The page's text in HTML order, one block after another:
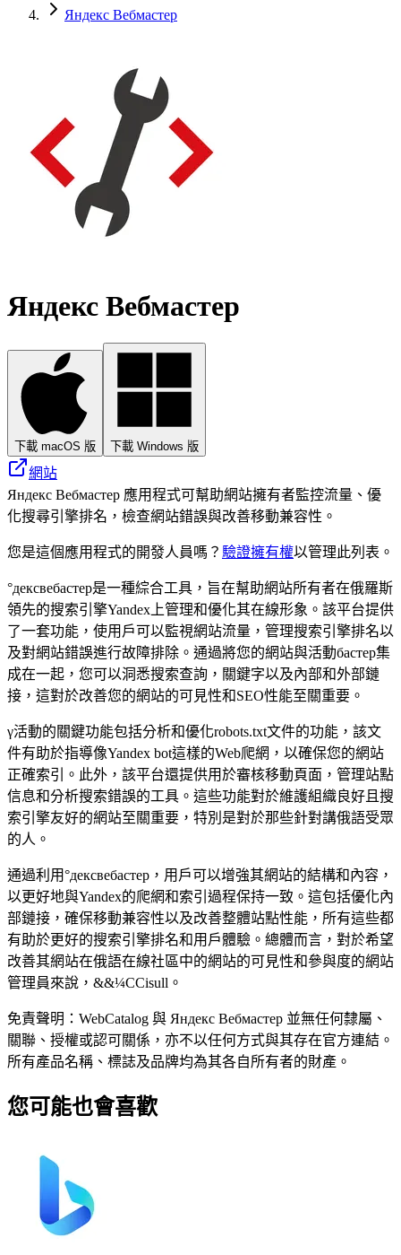
Яндекс Вебмастер
Яндекс Вебмастер
下載 macOS 版 下載 Windows 版
網站
Яндекс Вебмастер 應用程式可幫助網站擁有者監控流量、優
化搜尋引擎排名，檢查網站錯誤與改善移動兼容性。
您是這個應用程式的開發人員嗎？ 驗證擁有權以管理此列表。
°дексвебастер是一種綜合工具，旨在幫助網站所有者在俄羅斯
領先的搜索引擎Yandex上管理和優化其在線形象。該平台提供
了一套功能，使用戶可以監視網站流量，管理搜索引擎排名以
及對網站錯誤進行故障排除。通過將您的網站與活動бастер集
成在一起，您可以洞悉搜索查詢，關鍵字以及內部和外部鏈
接，這對於改善您的網站的可見性和SEO性能至關重要。
γ活動的關鍵功能包括分析和優化robots.txt文件的功能，該文
件有助於指導像Yandex bot這樣的Web爬網，以確保您的網站
正確索引。此外，該平台還提供用於審核移動頁面，管理站點
信息和分析搜索錯誤的工具。這些功能對於維護組織良好且搜
索引擎友好的網站至關重要，特別是對於那些針對講俄語受眾
的人。
通過利用°дексвебастер，用戶可以增強其網站的結構和內容，
以更好地與Yandex的爬網和索引過程保持一致。這包括優化內
部鏈接，確保移動兼容性以及改善整體站點性能，所有這些都
有助於更好的搜索引擎排名和用戶體驗。總體而言，對於希望
改善其網站在俄語在線社區中的網站的可見性和參與度的網站
管理員來說，&&¼CCisull。
免責聲明：WebCatalog 與 Яндекс Вебмастер 並無任何隸屬、
關聯、授權或認可關係，亦不以任何方式與其存在官方連結。
所有產品名稱、標誌及品牌均為其各自所有者的財產。
您可能也會喜歡